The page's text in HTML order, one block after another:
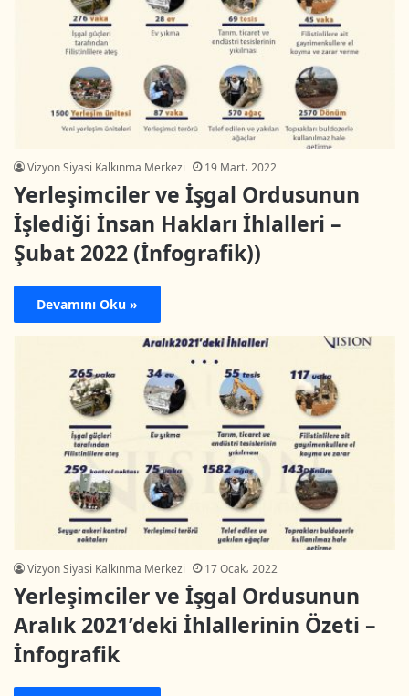
Vizyon Siyasi Kalkınma Merkezi 19 Mart، 2022
Yerleşimciler ve İşgal Ordusunun
İşlediği İnsan Hakları İhlalleri –
Şubat 2022 (İnfografik))
Devamını Oku »
Vizyon Siyasi Kalkınma Merkezi 17 Ocak، 2022
Yerleşimciler ve İşgal Ordusunun
Aralık 2021’deki İhlallerinin Özeti –
İnfografik